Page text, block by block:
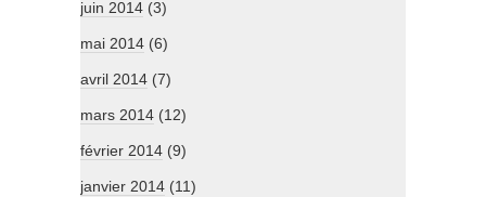
juin 2014 (3)
mai 2014 (6)
avril 2014 (7)
mars 2014 (12)
février 2014 (9)
janvier 2014 (11)